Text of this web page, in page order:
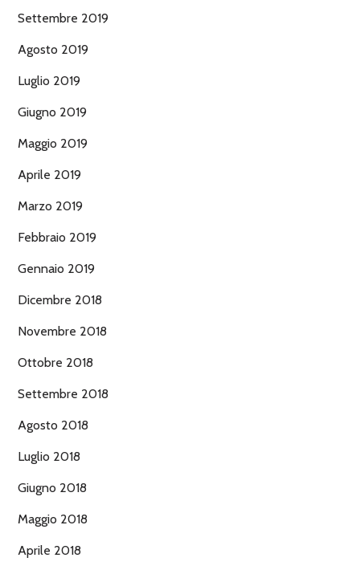
Settembre 2019
Agosto 2019
Luglio 2019
Giugno 2019
Maggio 2019
Aprile 2019
Marzo 2019
Febbraio 2019
Gennaio 2019
Dicembre 2018
Novembre 2018
Ottobre 2018
Settembre 2018
Agosto 2018
Luglio 2018
Giugno 2018
Maggio 2018
Aprile 2018